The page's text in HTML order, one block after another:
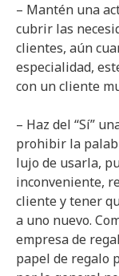
– Mantén una
cubrir las
clientes, aún
especialidad,
con un cliente
– Haz del “Sí”
prohibir la
lujo de usarla,
inconveniente,
cliente y tener
a uno nuevo.
empresa de
papel de regalo